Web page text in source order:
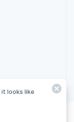
it looks like